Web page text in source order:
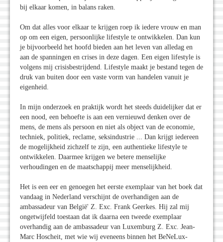
bij elkaar komen, in balans raken.
Om dat alles voor elkaar te krijgen roep ik iedere vrouw en man
op om een eigen, persoonlijke lifestyle te ontwikkelen. Dan kun
je bijvoorbeeld het hoofd bieden aan het leven van alledag en
aan de spanningen en crises in deze dagen. Een eigen lifestyle is
volgens mij crisisbestrijdend. Lifestyle maakt je bestand tegen de
druk van buiten door een vaste vorm van handelen vanuit je
eigenheid.
In mijn onderzoek en praktijk wordt het steeds duidelijker dat er
een nood, een behoefte is aan een vernieuwd denken over de
mens, de mens als persoon en niet als object van de economie,
techniek, politiek, reclame, seksindustrie ... Dan krijgt iedereen
de mogelijkheid zichzelf te zijn, een authentieke lifestyle te
ontwikkelen. Daarmee krijgen we betere menselijke
verhoudingen en de maatschappij meer menselijkheid.
Het is een eer en genoegen het eerste exemplaar van het boek dat
vandaag in Nederland verschijnt de overhandigen aan de
ambassadeur van België' Z. Exc. Frank Geerkes. Hij zal mij
ongetwijfeld toestaan dat ik daarna een tweede exemplaar
overhandig aan de ambassadeur van Luxemburg Z. Exc. Jean-
Marc Hoscheit, met wie wij eveneens binnen het BeNeLux-